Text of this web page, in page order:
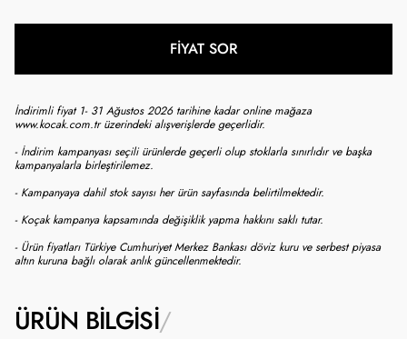
FİYAT SOR
İndirimli fiyat 1- 31 Ağustos 2026 tarihine kadar online mağaza
www.kocak.com.tr üzerindeki alışverişlerde geçerlidir.
- İndirim kampanyası seçili ürünlerde geçerli olup stoklarla sınırlıdır ve başka
kampanyalarla birleştirilemez.
- Kampanyaya dahil stok sayısı her ürün sayfasında belirtilmektedir.
- Koçak kampanya kapsamında değişiklik yapma hakkını saklı tutar.
- Ürün fiyatları Türkiye Cumhuriyet Merkez Bankası döviz kuru ve serbest piyasa
altın kuruna bağlı olarak anlık güncellenmektedir.
ÜRÜN BILGISI